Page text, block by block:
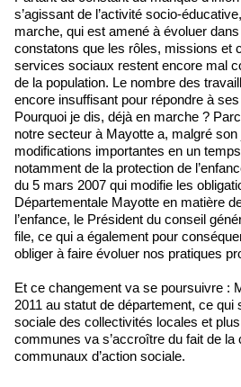
s’agissant de l’activité socio-
marche, qui est amené à évoluer
constatons que les rôles, missions et
services sociaux restent encore mal
de la population. Le nombre des
encore insuffisant pour répondre à
Pourquoi je dis, déjà en marche ?
notre secteur à Mayotte a, malgré
modifications importantes en un
notamment de la protection de
du 5 mars 2007 qui modifie les
Départementale Mayotte en matière
l’enfance, le Président du conseil
file, ce qui a également pour
obliger à faire évoluer nos pratiques
Et ce changement va se poursuivre :
2011 au statut de département, ce qui
sociale des collectivités locales et
communes va s’accroître du fait de la
communaux d’action sociale.